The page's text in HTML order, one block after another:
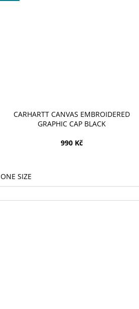
CARHARTT CANVAS EMBROIDERED
GRAPHIC CAP BLACK
990 Kč
ONE SIZE